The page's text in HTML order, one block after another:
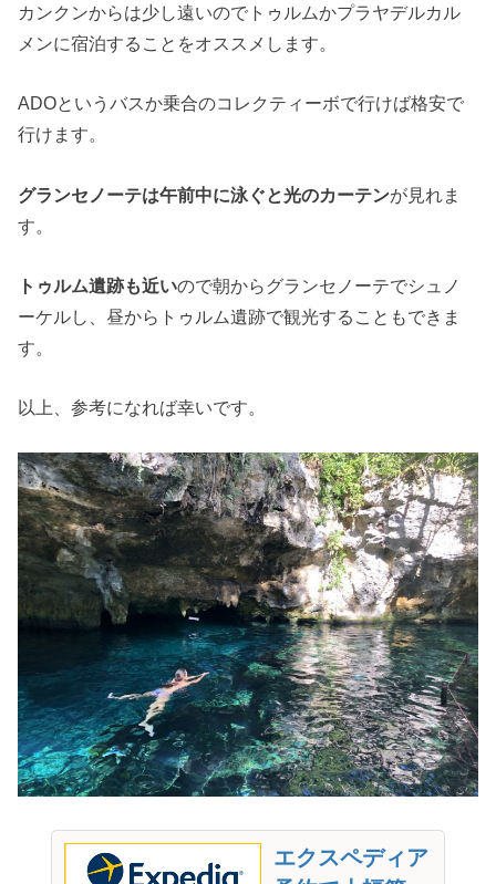
カンクンからは少し遠いのでトゥルムかプラヤデルカル
メンに宿泊することをオススメします。
ADOというバスか乗合のコレクティーボで行けば格安で
行けます。
グランセノーテは午前中に泳ぐと光のカーテンが見れま
す。
トゥルム遺跡も近いので朝からグランセノーテでシュノ
ーケルし、昼からトゥルム遺跡で観光することもできま
す。
以上、参考になれば幸いです。
エクスペディア